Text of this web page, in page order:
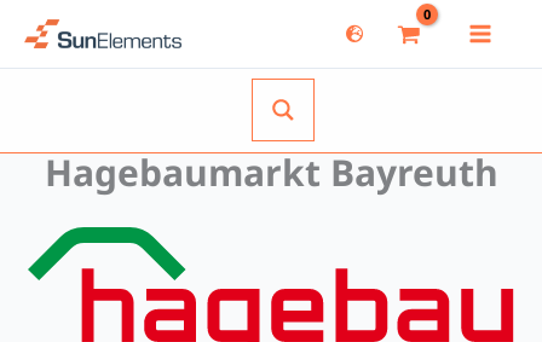
Inhalt
Hagebaumarkt Bayreuth